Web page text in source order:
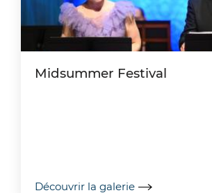
Midsummer Festival
Découvrir la galerie